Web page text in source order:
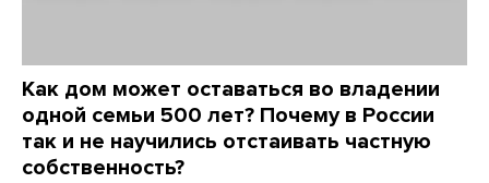
Как дом может оставаться во владении
одной семьи 500 лет? Почему в России
так и не научились отстаивать частную
собственность?